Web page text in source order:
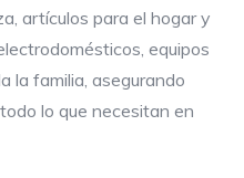
artículos para el hogar y
equipos
la familia, asegurando
lo que necesitan en